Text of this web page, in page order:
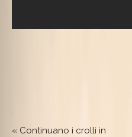
« Continuano i crolli in